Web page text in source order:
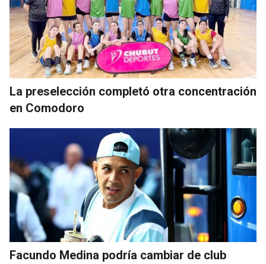
La preselección completó otra concentración
en Comodoro
Facundo Medina podría cambiar de club